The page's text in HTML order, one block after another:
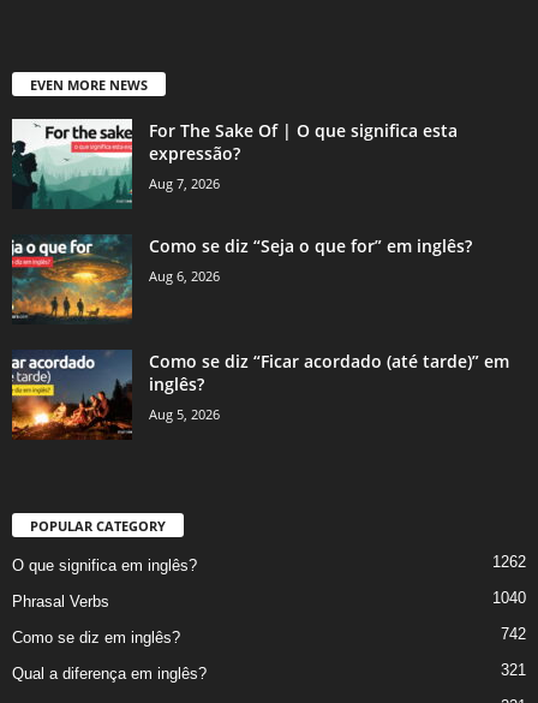
EVEN MORE NEWS
For The Sake Of | O que significa esta
expressão?
Aug 7, 2026
Como se diz “Seja o que for” em inglês?
Aug 6, 2026
Como se diz “Ficar acordado (até tarde)” em
inglês?
Aug 5, 2026
POPULAR CATEGORY
O que significa em inglês? 1262
Phrasal Verbs 1040
Como se diz em inglês? 742
Qual a diferença em inglês? 321